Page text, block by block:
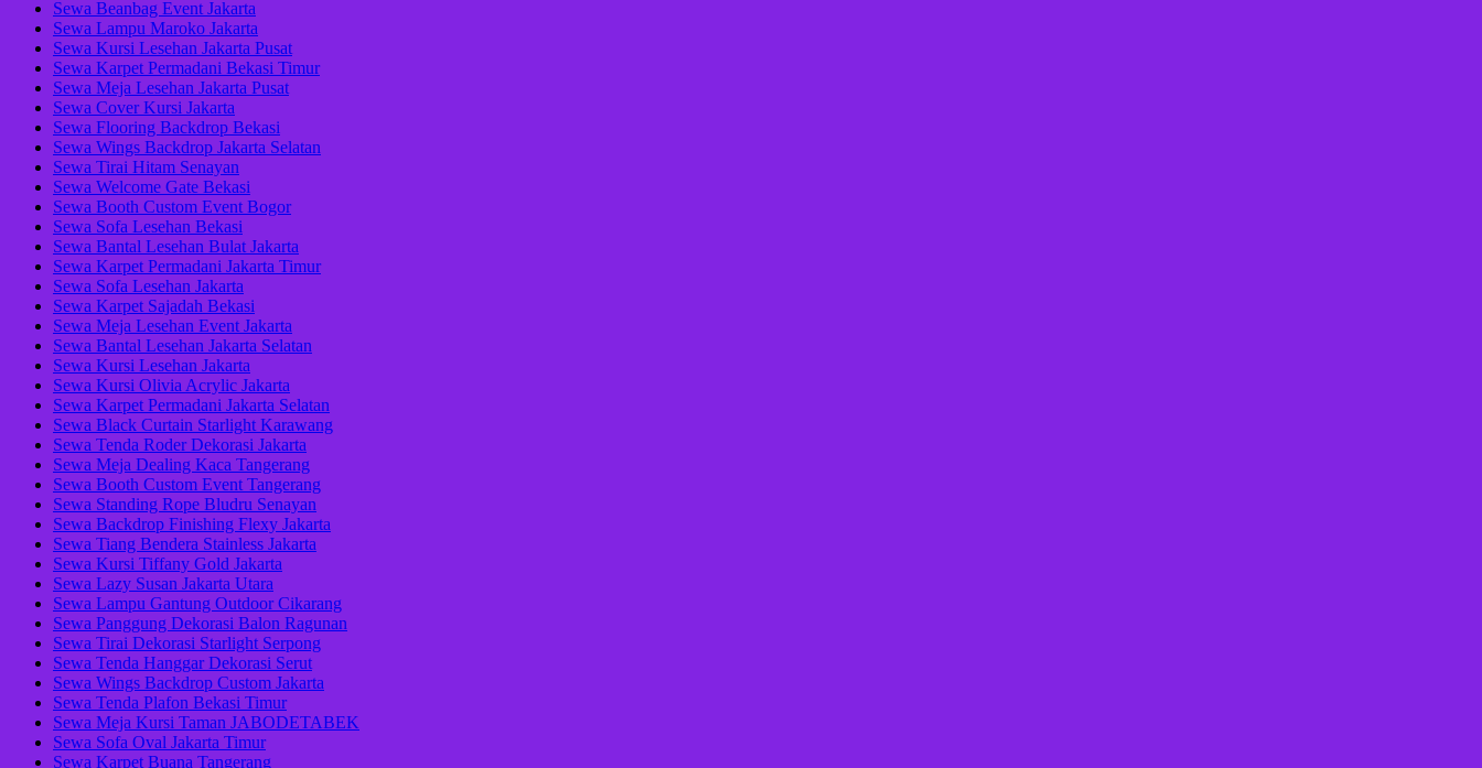
Sewa Beanbag Event Jakarta
Sewa Lampu Maroko Jakarta
Sewa Kursi Lesehan Jakarta Pusat
Sewa Karpet Permadani Bekasi Timur
Sewa Meja Lesehan Jakarta Pusat
Sewa Cover Kursi Jakarta
Sewa Flooring Backdrop Bekasi
Sewa Wings Backdrop Jakarta Selatan
Sewa Tirai Hitam Senayan
Sewa Welcome Gate Bekasi
Sewa Booth Custom Event Bogor
Sewa Sofa Lesehan Bekasi
Sewa Bantal Lesehan Bulat Jakarta
Sewa Karpet Permadani Jakarta Timur
Sewa Sofa Lesehan Jakarta
Sewa Karpet Sajadah Bekasi
Sewa Meja Lesehan Event Jakarta
Sewa Bantal Lesehan Jakarta Selatan
Sewa Kursi Lesehan Jakarta
Sewa Kursi Olivia Acrylic Jakarta
Sewa Karpet Permadani Jakarta Selatan
Sewa Black Curtain Starlight Karawang
Sewa Tenda Roder Dekorasi Jakarta
Sewa Meja Dealing Kaca Tangerang
Sewa Booth Custom Event Tangerang
Sewa Standing Rope Bludru Senayan
Sewa Backdrop Finishing Flexy Jakarta
Sewa Tiang Bendera Stainless Jakarta
Sewa Kursi Tiffany Gold Jakarta
Sewa Lazy Susan Jakarta Utara
Sewa Lampu Gantung Outdoor Cikarang
Sewa Panggung Dekorasi Balon Ragunan
Sewa Tirai Dekorasi Starlight Serpong
Sewa Tenda Hanggar Dekorasi Serut
Sewa Wings Backdrop Custom Jakarta
Sewa Tenda Plafon Bekasi Timur
Sewa Meja Kursi Taman JABODETABEK
Sewa Sofa Oval Jakarta Timur
Sewa Karpet Buana Tangerang